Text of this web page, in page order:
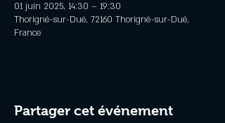
01 juin 2025, 14:30 – 19:30
Thorigné-sur-Dué, 72160 Thorigné-sur-Dué,
France
Partager cet événement